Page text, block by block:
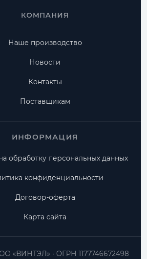
КОМПАНИЯ
Наше производство
Новости
Контакты
Поставщикам
ИНФОРМАЦИЯ
обработку персональных данных
конфиденциальности
Договор-оферта
Карта сайта
«ВИНТЭЛ» ОГРН 1177746672498